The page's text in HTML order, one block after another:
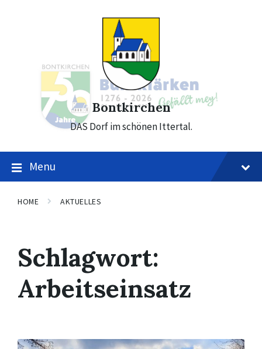
Bontkirchen
DAS Dorf im schönen Ittertal.
Menu
HOME AKTUELLES
Schlagwort:
Arbeitseinsatz
Mehr